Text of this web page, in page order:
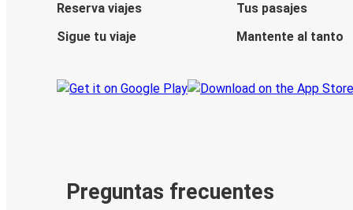
Reserva viajes
Tus pasajes
Sigue tu viaje
Mantente al tanto
Preguntas frecuentes